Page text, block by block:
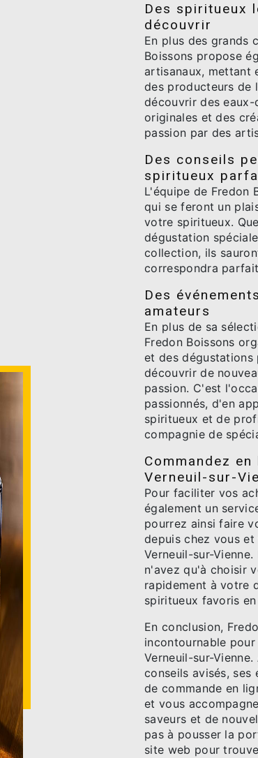
Des spiritueux
découvrir
En plus des grands
Boissons propose
artisanaux, mettant
des producteurs de
découvrir des
originales et des
passion par des
Des conseils
spiritueux
L'équipe de Fredon
qui se feront un
votre spiritueux.
dégustation
collection, ils
correspondra
Des
amateurs
En plus de sa
Fredon Boissons
et des dégustations
découvrir de
passion. C'est
passionnés, d'en
spiritueux et de
compagnie de
Commandez
Verneuil-sur-
Pour faciliter vos
également un
pourrez ainsi faire
depuis chez vous
Verneuil-sur-
n'avez qu'à choisir
rapidement à votre
spiritueux favoris
En conclusion,
incontournable
Verneuil-sur-
conseils avisés, ses
de commande en
et vous
saveurs et de
pas à pousser la
site web pour